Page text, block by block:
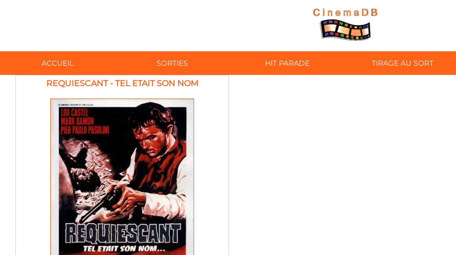
ACCUEIL SORTIES HIT PARADE TIRAGE AU SORT
REQUIESCANT - TEL ETAIT SON NOM